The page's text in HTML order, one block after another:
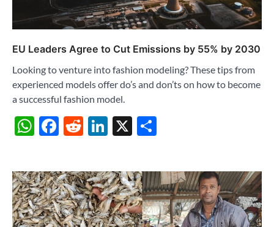
EU Leaders Agree to Cut Emissions by 55% by 2030
Looking to venture into fashion modeling? These tips from
experienced models offer do’s and don’ts on how to become
a successful fashion model.
WhatsApp
Facebook
RedditLinkedIn
X